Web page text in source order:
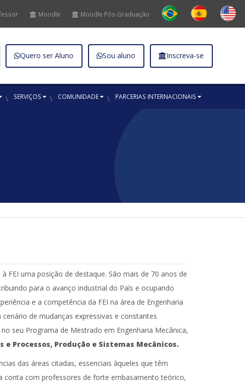
Moodle Moodle Pós-Graduação
Quero ser Aluno Sou aluno Inscreva-se
SERVIÇOS COMUNIDADE PARCERIAS INTERNACIONAIS
FEI uma posição de destaque. São mais de 70 anos de
para o avanço industrial do País e ocupando
e a competência da FEI na área de Engenharia
de mudanças expressivas e constantes
seu Programa de Mestrado em Engenharia Mecânica,
e Processos, Produção e Sistemas Mecânicos.
das áreas citadas, essenciais àqueles que têm
conta com professores de forte embasamento teórico,